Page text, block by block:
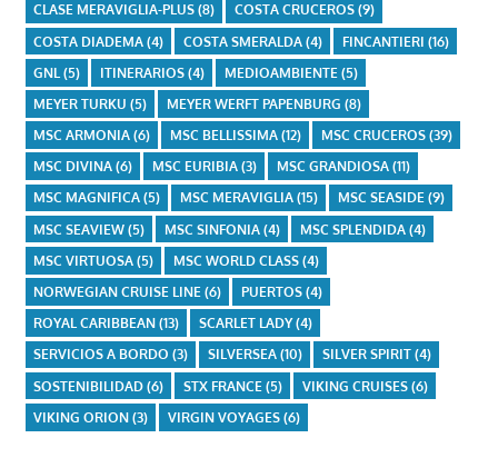
CLASE MERAVIGLIA-PLUS(8) COSTA CRUCEROS(9)
COSTA DIADEMA(4) COSTA SMERALDA(4) FINCANTIERI (16)
GNL (5) ITINERARIOS(4) MEDIOAMBIENTE (5)
MEYER TURKU (5) MEYER WERFT PAPENBURG (8)
MSC ARMONIA(6) MSC BELLISSIMA(12) MSC CRUCEROS(39)
MSC DIVINA(6) MSC EURIBIA(3) MSC GRANDIOSA(11)
MSC MAGNIFICA(5) MSC MERAVIGLIA(15) MSC SEASIDE(9)
MSC SEAVIEW(5) MSC SINFONIA(4) MSC SPLENDIDA(4)
MSC VIRTUOSA(5) MSC WORLD CLASS(4)
NORWEGIAN CRUISE LINE(6) PUERTOS(4)
ROYAL CARIBBEAN(13) SCARLET LADY(4)
SERVICIOS A BORDO (3) SILVERSEA(10) SILVER SPIRIT(4)
SOSTENIBILIDAD(6) STX FRANCE (5) VIKING CRUISES(6)
VIKING ORION(3) VIRGIN VOYAGES(6)